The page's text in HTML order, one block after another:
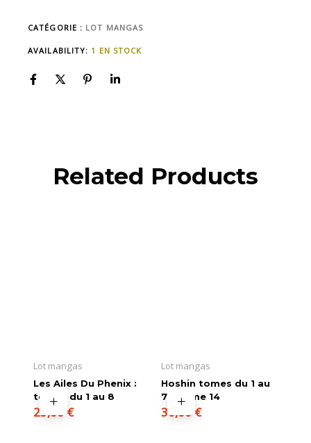
CATÉGORIE : LOT MANGAS
AVAILABILITY: 1 EN STOCK
Related Products
Lot mangas
Les Ailes Du Phenix :
tomes du 1 au 8
25,00 €
Lot mangas
Hoshin tomes du 1 au
7 + tome 14
30,00 €